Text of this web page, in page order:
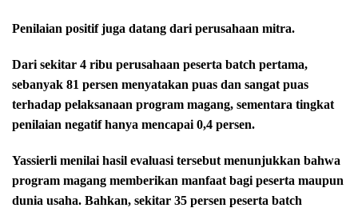
Penilaian positif juga datang dari perusahaan mitra.
Dari sekitar 4 ribu perusahaan peserta batch pertama,
sebanyak 81 persen menyatakan puas dan sangat puas
terhadap pelaksanaan program magang, sementara tingkat
penilaian negatif hanya mencapai 0,4 persen.
Yassierli menilai hasil evaluasi tersebut menunjukkan bahwa
program magang memberikan manfaat bagi peserta maupun
dunia usaha. Bahkan, sekitar 35 persen peserta batch